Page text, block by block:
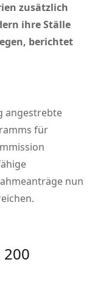
zusätzlich
ihre Ställe
berichtet
angestrebte
für
nun